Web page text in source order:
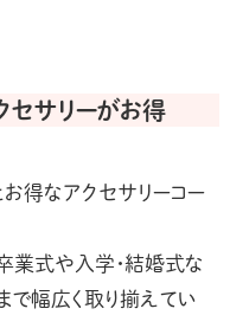
セサリーがお得
得なアクセサリーコー
業式や入学・結婚式な
で幅広く取り揃えてい